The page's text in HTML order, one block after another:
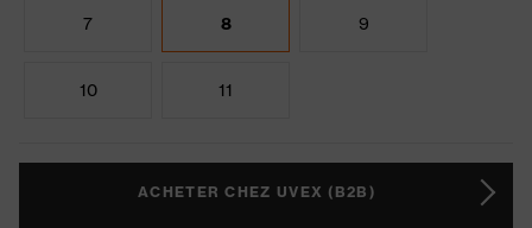
7 8 9
10 11
ACHETER CHEZ UVEX (B2B)